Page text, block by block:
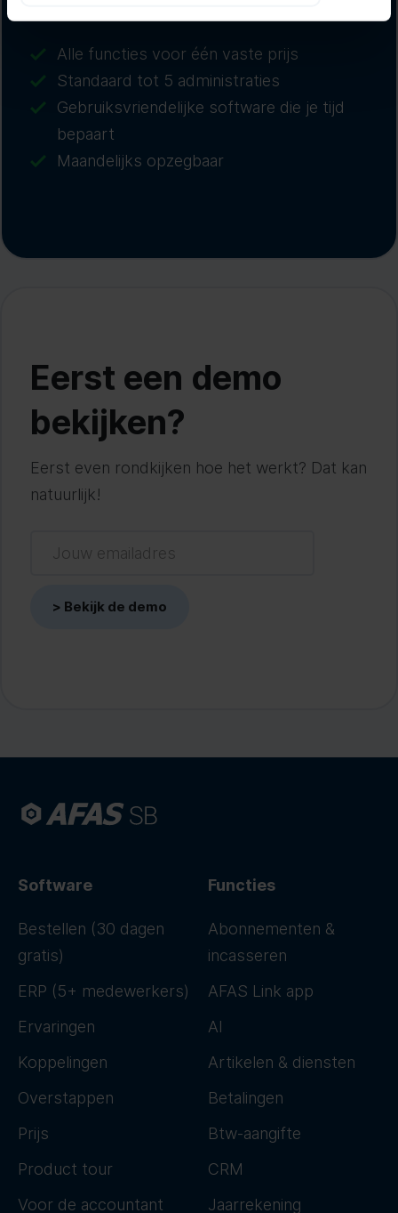
Alle functies voor één vaste prijs
Standaard tot 5 administraties
Gebruiksvriendelijke software die je tijd
bepaart
Maandelijks opzegbaar
Eerst een demo
bekijken?
Eerst even rondkijken hoe het werkt? Dat kan
natuurlijk!
Software
Bestellen (30 dagen
gratis)
ERP (5+ medewerkers)
Ervaringen
Koppelingen
Overstappen
Prijs
Product tour
Voor de accountant
Functies
Abonnementen &
incasseren
AFAS Link app
AI
Artikelen & diensten
Betalingen
Btw-aangifte
CRM
Jaarrekening